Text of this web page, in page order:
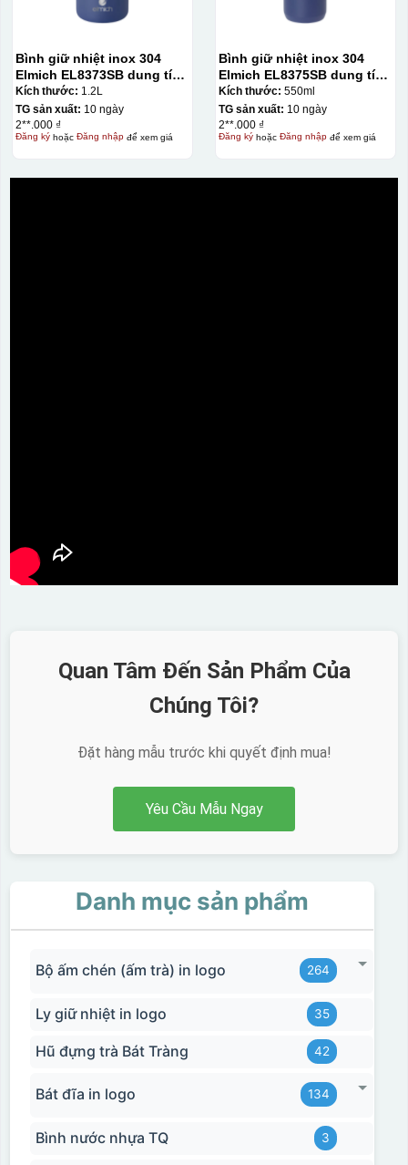
Bình giữ nhiệt inox 304
Elmich EL8373SB dung tích
1.2L
Kích thước: 1.2L
TG sản xuất: 10 ngày
2**.000 ₫
Đăng kýhoặc Đăng nhậpđể xem giá
Bình giữ nhiệt inox 304
Elmich EL8375SB dung tích
550ml
Kích thước: 550ml
TG sản xuất: 10 ngày
2**.000 ₫
Đăng kýhoặc Đăng nhậpđể xem giá
Quan Tâm Đến Sản Phẩm Của
Chúng Tôi?
Đặt hàng mẫu trước khi quyết định mua!
Yêu Cầu Mẫu Ngay
Danh mục sản phẩm
Bộ ấm chén (ấm trà) in logo 264
Ly giữ nhiệt in logo 35
Hũ đựng trà Bát Tràng 42
Bát đĩa in logo 134
Bình nước nhựa TQ 3